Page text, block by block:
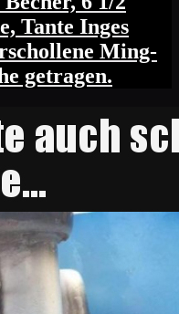
Tante Inges
Ming-
getragen.